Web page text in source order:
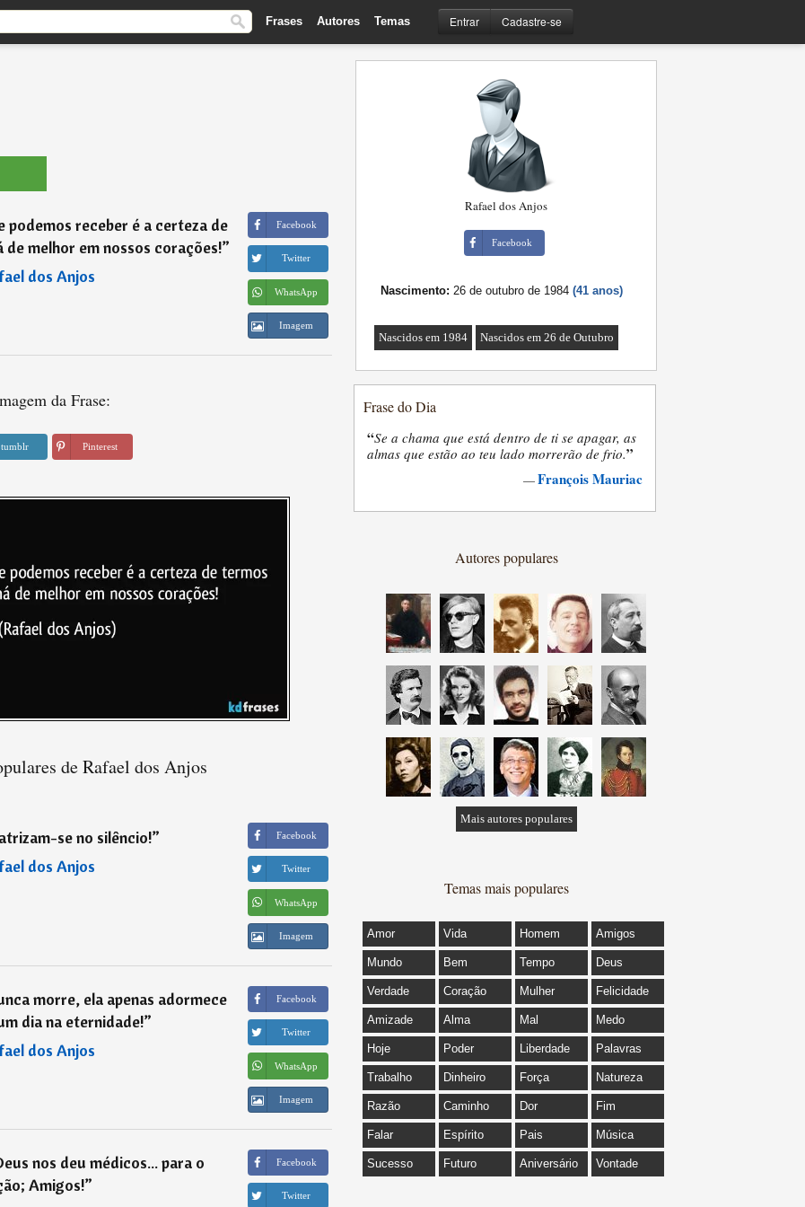
Frases Autores Temas Entrar Cadastre-se
podemos receber é a certeza de
melhor em nossos corações!”
dos Anjos
Facebook
Twitter
WhatsApp
Imagem
da Frase:
tumblr Pinterest
de Rafael dos Anjos
se no silêncio!”
dos Anjos
Facebook
Twitter
WhatsApp
Imagem
morre, ela apenas adormece
dia na eternidade!”
dos Anjos
Facebook
Twitter
WhatsApp
Imagem
nos deu médicos... para o
Amigos!”
Facebook
Twitter
Rafael dos Anjos
Facebook
Nascimento: 26 de outubro de 1984 (41 anos)
Nascidos em 1984 Nascidos em 26 de Outubro
Frase do Dia
“Se a chama que está dentro de ti se apagar, as
almas que estão ao teu lado morrerão de frio.”
—François Mauriac
Autores populares
Mais autores populares
Temas mais populares
Amor Vida Homem Amigos
Mundo Bem Tempo Deus
Verdade Coração Mulher Felicidade
Amizade Alma Mal Medo
Hoje Poder Liberdade Palavras
Trabalho Dinheiro Força Natureza
Razão Caminho Dor Fim
Falar Espírito Pais Música
Sucesso Futuro Aniversário Vontade